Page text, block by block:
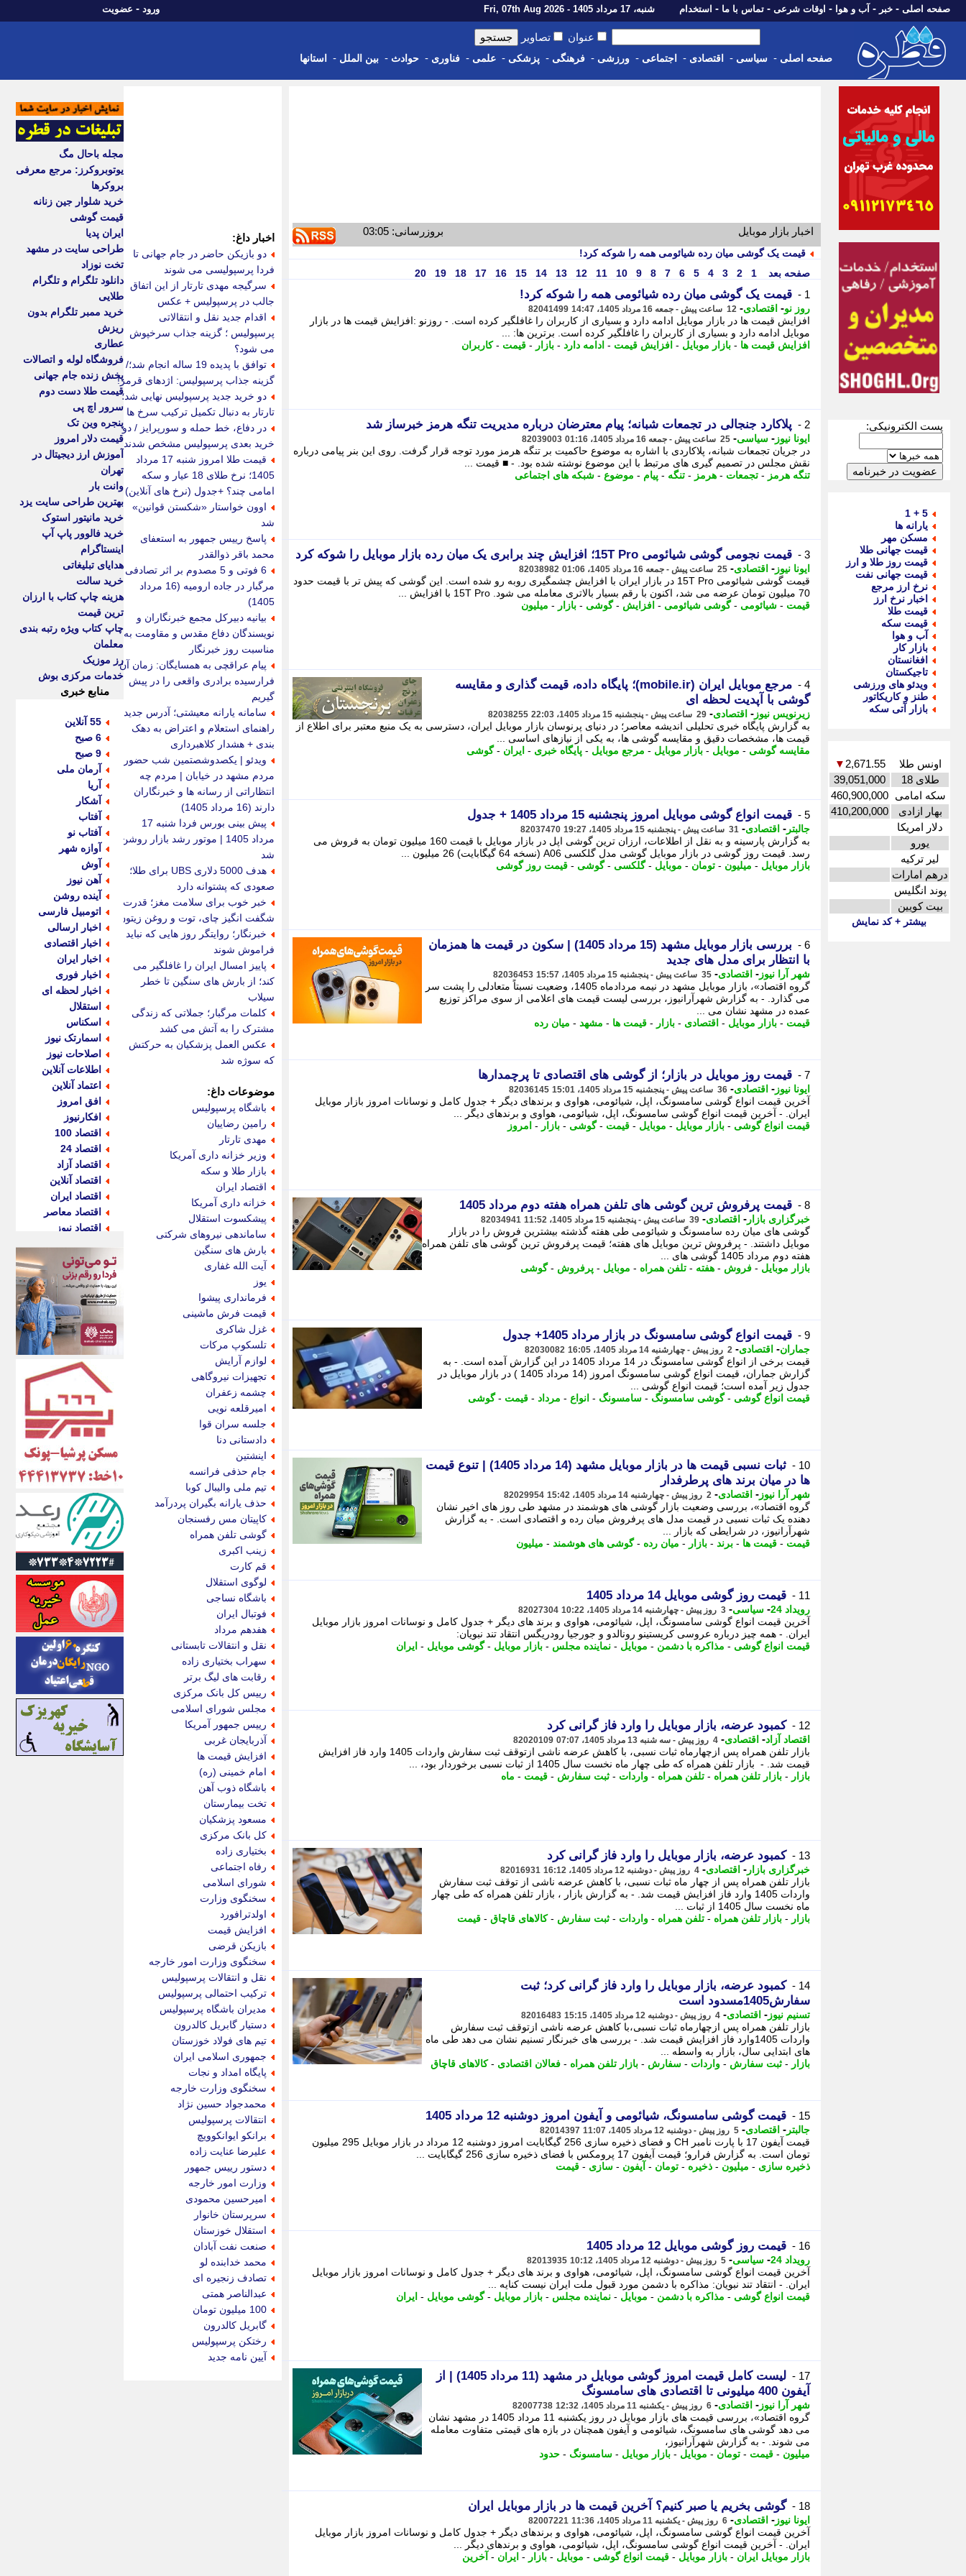
صفحه اصلی - خبر - آب و هوا - اوقات شرعی - تماس با ما - استخدام شنبه، 17 مرداد 1405 - Fri, 07th Aug 2026 ورود - عضویت
عنوان تصاویر
صفحه اصلی - سیاسی - اقتصادی - اجتماعی - ورزشی - فرهنگی - پزشکی - علمی - فناوری - حوادث - بین الملل - استانها
پست الکترونیکی:
5 + 1
یارانه ها
مسکن مهر
قیمت جهانی طلا
قیمت روز طلا و ارز
قیمت جهانی نفت
نرخ ارز مرجع
اخبار نرخ ارز
قیمت طلا
قیمت سکه
آب و هوا
بازار کار
افغانستان
تاجیکستان
ویدئو های ورزشی
طنز و کاریکاتور
بازار آتی سکه
اونس طلا 2,671.55
▼
طلای 18
39,051,000
سکه امامی 460,900,000
بهار ازادی
410,200,000
دلار امریکا
یورو
لیر ترکیه
درهم امارات
پوند انگلیس
بیت کویین
بیشتر + کد نمایش
اخبار بازار موبایل بروزرسانی: 03:05
قیمت یک گوشی میان رده شیائومی همه را شوکه کرد!
صفحه بعد
1
2
3
4
5
6
7
8
9
10
11
12
13
14
15
16
17
18
19
20
1 - قیمت یک گوشی میان رده شیائومی همه را شوکه کرد!
روز نو- اقتصادی- 12 ساعت پیش - جمعه 16 مرداد 1405، 14:47 82041499
افزایش قیمت ها در بازار موبایل ادامه دارد و بسیاری از کاربران را غافلگیر کرده است. - روزنو :افزایش قیمت ها در بازار
موبایل ادامه دارد و بسیاری از کاربران را غافلگیر کرده است. برترین ها: ...
افزایش قیمت ها - بازار موبایل - افزایش قیمت - ادامه دارد - بازار - قیمت -کاربران
2 - پلاکارد جنجالی در تجمعات شبانه؛ پیام معترضان درباره مدیریت تنگه هرمز خبرساز شد
ایونا نیوز - سیاسی- 25 ساعت پیش - جمعه 16 مرداد 1405، 01:16 82039003
در جریان تجمعات شبانه، پلاکاردی با اشاره به موضوع حاکمیت بر تنگه هرمز مورد توجه قرار گرفت. روی این بنر پیامی درباره
نقش مجلس در تصمیم گیری های مرتبط با این موضوع نوشته شده بود. - ■ قیمت ...
تنگه هرمز - تجمعات - هرمز - تنگه - پیام - موضوع - شبکه های اجتماعی
3 - قیمت نجومی گوشی شیائومی 15T Pro؛ افزایش چند برابری یک میان رده بازار موبایل را شوکه کرد
ایونا نیوز - اقتصادی- 25 ساعت پیش - جمعه 16 مرداد 1405، 01:06 82038982
قیمت گوشی شیائومی 15T Pro در بازار ایران با افزایش چشمگیری روبه رو شده است. این گوشی که پیش تر با قیمت حدود
70 میلیون تومان عرضه می شد، اکنون با رقم بسیار بالاتری معامله می شود. 15T Pro با افزایش ...
قیمت - شیائومی -گوشی شیائومی - افزایش -گوشی - بازار - میلیون
4 -
مرجع موبایل ایران (mobile.ir)؛ پایگاه داده، قیمت گذاری و مقایسه
گوشی با آپدیت لحظه ای
زیرنویس نیوز - اقتصادی- 29 ساعت پیش - پنجشنبه 15 مرداد 1405، 22:03 82038255
به گزارش پایگاه خبری تحلیلی اندیشه معاصر؛ در دنیای پرنوسان بازار موبایل ایران، دسترسی به یک منبع معتبر برای اطلاع از
قیمت ها، مشخصات دقیق و مقایسه گوشی ها، به یکی از نیازهای اساسی ...
مقایسه گوشی - موبایل - بازار موبایل - مرجع موبایل - پایگاه خبری - ایران -گوشی
5 - قیمت انواع گوشی موبایل امروز پنجشنبه 15 مرداد 1405 + جدول
جالبتر - اقتصادی- 31 ساعت پیش - پنجشنبه 15 مرداد 1405، 19:27 82037470
به گزارش پارسینه و به نقل از اطلاعات، ارزان ترین گوشی اپل در بازار موبایل با قیمت 160 میلیون تومان به فروش می
رسد. قیمت روز گوشی در بازار موبایل گوشی مدل گلکسی A06 (نسخه 64 گیگابایت) 26 میلیون ...
بازار موبایل - میلیون - تومان - موبایل -گلکسی -گوشی - قیمت روز گوشی
6 -
بررسی بازار موبایل مشهد (15 مرداد 1405) | سکون در قیمت ها همزمان
با انتظار برای مدل های جدید
شهر آرا نیوز - اقتصادی- 35 ساعت پیش - پنجشنبه 15 مرداد 1405، 15:57 82036453
گروه اقتصاد»، بازار موبایل مشهد در نیمه مردادماه 1405، وضعیت نسبتاً متعادلی را پشت سر
می گذارد. - به گزارش شهرآرانیوز، بررسی لیست قیمت های اعلامی از سوی مراکز توزیع
عمده در مشهد نشان می ...
قیمت - بازار موبایل - اقتصادی - بازار - قیمت ها - مشهد - میان رده
7 - قیمت روز موبایل در بازار؛ از گوشی های اقتصادی تا پرچمدارها
ایونا نیوز - اقتصادی- 36 ساعت پیش - پنجشنبه 15 مرداد 1405، 15:01 82036145
آخرین قیمت انواع گوشی سامسونگ، اپل، شیائومی، هواوی و برندهای دیگر + جدول کامل و نوسانات امروز بازار موبایل
ایران. - آخرین قیمت انواع گوشی سامسونگ، اپل، شیائومی، هواوی و برندهای دیگر ...
قیمت انواع گوشی - بازار موبایل - موبایل - قیمت -گوشی - بازار - امروز
8 - قیمت پرفروش ترین گوشی های تلفن همراه هفته دوم مرداد 1405
خبرگزاری بازار - اقتصادی- 39 ساعت پیش - پنجشنبه 15 مرداد 1405، 11:52 82034941
گوشی های میان رده سامسونگ و شیائومی طی هفته گذشته بیشترین فروش را در بازار
موبایل داشتند. - پرفروش ترین موبایل های هفته؛ قیمت پرفروش ترین گوشی های تلفن همراه
هفته دوم مرداد 1405 گوشی های ...
بازار موبایل - فروش - هفته - تلفن همراه - موبایل - پرفروش -گوشی
9 - قیمت انواع گوشی سامسونگ در بازار مرداد 1405+ جدول
جماران- اقتصادی- 2 روز پیش - چهارشنبه 14 مرداد 1405، 16:05 82030082
قیمت برخی از انواع گوشی سامسونگ در 14 مرداد 1405 در این گزارش آمده است. - به
گزارش جماران، قیمت انواع گوشی سامسونگ امروز (14 مرداد 1405 ) در بازار موبایل در
جدول زیر آمده است؛ قیمت انواع گوشی ...
قیمت انواع گوشی -گوشی سامسونگ - سامسونگ - انواع - مرداد - قیمت -گوشی
10 -
ثبات نسبی قیمت ها در بازار موبایل مشهد (14 مرداد 1405) | تنوع قیمت
ها در میان برند های پرطرفدار
شهر آرا نیوز - اقتصادی- 2 روز پیش - چهارشنبه 14 مرداد 1405، 15:42 82029954
گروه اقتصاد»، بررسی وضعیت بازار گوشی های هوشمند در مشهد طی روز های اخیر نشان
دهنده یک ثبات نسبی در قیمت مدل های پرفروش میان رده و اقتصادی است. - به گزارش
شهرآرانیوز، در شرایطی که بازار ...
قیمت - قیمت ها - برند - بازار - میان رده -گوشی های هوشمند - میلیون
11 - قیمت روز گوشی موبایل 14 مرداد 1405
رویداد 24 - سیاسی- 3 روز پیش - چهارشنبه 14 مرداد 1405، 10:22 82027304
آخرین قیمت انواع گوشی سامسونگ، اپل، شیائومی، هواوی و برند های دیگر + جدول کامل و نوسانات امروز بازار موبایل
ایران. - همه چیز درباره عروسی کریستینو رونالدو و جورجیا رودریگس انتقاد تند نبویان:
قیمت انواع گوشی - مذاکره با دشمن - موبایل - نماینده مجلس - بازار موبایل -گوشی موبایل - ایران
12 - کمبود عرضه، بازار موبایل را وارد فاز گرانی کرد
اقتصاد آزاد- اقتصادی- 4 روز پیش - سه شنبه 13 مرداد 1405، 07:07 82020109
بازار تلفن همراه پس ازچهارماه ثبات نسبی، با کاهش عرضه ناشی ازتوقف ثبت سفارش واردات 1405 وارد فاز افزایش
قیمت شد. - بازار تلفن همراه که طی چهار ماه نخست سال 1405 از ثبات نسبی برخوردار بود، ...
بازار - بازار تلفن همراه - تلفن همراه - واردات - ثبت سفارش - قیمت - ماه
13 - کمبود عرضه، بازار موبایل را وارد فاز گرانی کرد
خبرگزاری بازار - اقتصادی- 4 روز پیش - دوشنبه 12 مرداد 1405، 16:12 82016931
بازار تلفن همراه پس از چهار ماه ثبات نسبی، با کاهش عرضه ناشی از توقف ثبت سفارش
واردات 1405 وارد فاز افزایش قیمت شد. - به گزارش بازار ، بازار تلفن همراه که طی چهار
ماه نخست سال 1405 از ثبات ...
بازار - بازار تلفن همراه - تلفن همراه - واردات - ثبت سفارش -کالاهای قاچاق - قیمت
14 -
کمبود عرضه، بازار موبایل را وارد فاز گرانی کرد؛ ثبت
سفارش1405مسدود است
تسنیم نیوز - اقتصادی- 4 روز پیش - دوشنبه 12 مرداد 1405، 15:15 82016483
بازار تلفن همراه پس ازچهارماه ثبات نسبی،با کاهش عرضه ناشی ازتوقف ثبت سفارش
واردات 1405وارد فاز افزایش قیمت شد. - بررسی های خبرنگار تسنیم نشان می دهد طی ماه
های ابتدایی سال، بازار به واسطه ...
بازار - ثبت سفارش - واردات - سفارش - بازار تلفن همراه - فعالان اقتصادی -کالاهای قاچاق
15 - قیمت گوشی سامسونگ، شیائومی و آیفون امروز دوشنبه 12 مرداد 1405
جالبتر - اقتصادی- 5 روز پیش - دوشنبه 12 مرداد 1405، 11:07 82014397
قیمت آیفون 17 با پارت نامبر CH و فضای ذخیره سازی 256 گیگابایت امروز دوشنبه 12 مرداد در بازار موبایل 295 میلیون
تومان است. به گزارش فرارو؛ قیمت آیفون 17 پرومکس با فضای ذخیره سازی 256 گیگابایت ...
ذخیره سازی - میلیون - ذخیره - تومان - آیفون - سازی - قیمت
16 - قیمت روز گوشی موبایل 12 مرداد 1405
رویداد 24 - سیاسی- 5 روز پیش - دوشنبه 12 مرداد 1405، 10:12 82013935
آخرین قیمت انواع گوشی سامسونگ، اپل، شیائومی، هواوی و برند های دیگر + جدول کامل و نوسانات امروز بازار موبایل
ایران. - انتقاد تند نبویان: مذاکره با دشمن مورد قبول ملت ایران نیست کنایه ...
قیمت انواع گوشی - مذاکره با دشمن - موبایل - نماینده مجلس - بازار موبایل -گوشی موبایل - ایران
17 -
لیست کامل قیمت امروز گوشی موبایل در مشهد (11 مرداد 1405) | از
آیفون 400 میلیونی تا اقتصادی های سامسونگ
شهر آرا نیوز - اقتصادی- 6 روز پیش - یکشنبه 11 مرداد 1405، 12:32 82007738
گروه اقتصاد»، بررسی قیمت های بازار موبایل در روز یکشنبه 11 مرداد 1405 در مشهد نشان
می دهد گوشی های سامسونگ، شیائومی و آیفون همچنان در بازه های قیمتی متفاوت معامله
می شوند. - به گزارش شهرآرانیوز،
میلیون - قیمت - تومان - موبایل - بازار موبایل - سامسونگ - حدود
18 - گوشی بخریم یا صبر کنیم؟ آخرین قیمت ها در بازار موبایل ایران
ایونا نیوز - اقتصادی- 6 روز پیش - یکشنبه 11 مرداد 1405، 11:36 82007221
آخرین قیمت انواع گوشی سامسونگ، اپل، شیائومی، هواوی و برندهای دیگر + جدول کامل و نوسانات امروز بازار موبایل
ایران. - آخرین قیمت انواع گوشی سامسونگ، اپل، شیائومی، هواوی و برندهای دیگر ...
بازار موبایل ایران - بازار موبایل - قیمت انواع گوشی - موبایل - بازار - ایران - آخرین
اخبار داغ:
دو بازیکن حاضر در جام جهانی تا
فردا پرسپولیسی می شوند
سرگیجه مهدی تارتار از این اتفاق
جالب در پرسپولیس + عکس
اقدام جدید نقل و انتقالاتی
پرسپولیس ؛ گزینه جذاب سرخپوش
می شود؟
توافق با پدیده 19 ساله انجام شد؛/
گزینه جذاب پرسپولیس: اژدهای قرمز!
دو خرید جدید پرسپولیس نهایی شد؛
تارتار به دنبال تکمیل ترکیب سرخ ها
در دفاع، خط حمله و سورپرایز / دو
خرید بعدی پرسپولیس مشخص شدند
قیمت طلا امروز شنبه 17 مرداد
1405؛ نرخ طلای 18 عیار و سکه
امامی چند؟ +جدول (نرخ های آنلاین)
اوون خواستار «شکستن قوانین»
شد
پاسخ رییس جمهور به استعفای
محمد باقر ذوالقدر
6 فوتی و 5 مصدوم بر اثر تصادفی
مرگبار در جاده ارومیه (16 مرداد
1405)
بیانیه دبیرکل مجمع خبرنگاران و
نویسندگان دفاع مقدس و مقاومت به
مناسبت روز خبرنگار
پیام عراقچی به همسایگان: زمان آن
فرارسیده برادری واقعی را در پیش
گیریم
سامانه یارانه معیشتی؛ آدرس جدید،
راهنمای استعلام و اعتراض به دهک
بندی + هشدار کلاهبرداری
ویدئو | یکصدوشصتمین شب حضور
مردم مشهد در خیابان | مردم چه
انتظاراتی از رسانه ها و خبرنگاران
دارند (16 مرداد 1405)
پیش بینی بورس فردا شنبه 17
مرداد 1405 | موتور رشد بازار روشن
شد
هدف 5000 دلاری UBS برای طلا؛
صعودی که پشتوانه دارد
خبر خوب برای سلامت مغز؛ قدرت
شگفت انگیز چای، توت و روغن زیتون
خبرنگار؛ روایتگر روز هایی که نباید
فراموش شوند
پاییز امسال ایران را غافلگیر می
کند؛ از بارش های سنگین تا خطر
سیلاب
کلمات مرگبار؛ جملاتی که زندگی
مشترک را به آتش می کشد
عکس العمل پزشکیان به حرکتش
که سوژه شد
موضوعات داغ:
باشگاه پرسپولیس
رامین رضاییان
مهدی تارتار
وزیر خزانه داری آمریکا
بازار طلا و سکه
اقتصاد ایران
خزانه داری آمریکا
پیشکسوت استقلال
ساماندهی نیروهای شرکتی
بارش های سنگین
آیت الله غفاری
یوز
فرمانداری پیشوا
قیمت فرش ماشینی
غزل شاکری
تلسکوپ مرکات
لوازم آرایش
تجهیزات نیروگاهی
چشمه زعفران
امیرقلعه نویی
جلسه سران قوا
دادستانی دنا
اینشتین
جام حذفی فرانسه
تیم ملی والیبال کوبا
حذف یارانه بگیران پردرآمد
کاپیتان مس رفسنجان
گوشی تلفن همراه
زینب اکبری
قم کارت
لوگوی استقلال
باشگاه نساجی
فوتبال ایران
هفدهم مرداد
نقل و انتقالات تابستانی
سهراب بختیاری زاده
رقابت های لیگ برتر
رییس کل بانک مرکزی
مجلس شورای اسلامی
رییس جمهور آمریکا
آذربایجان غربی
افزایش قیمت ها
امام خمینی (ره)
باشگاه ذوب آهن
تخت بیمارستان
مسعود پزشکیان
کل بانک مرکزی
بختیاری زاده
رفاه اجتماعی
شورای اسلامی
سخنگوی وزارت
اولدترافورد
افزایش قیمت
بازیکن قرضی
سخنگوی وزارت امور خارجه
نقل و انتقالات پرسپولیس
ترکیب احتمالی پرسپولیس
مدیران باشگاه پرسپولیس
دستیار گابریل کالدرون
تیم های فولاد خوزستان
جمهوری اسلامی ایران
پایگاه امداد و نجات
سخنگوی وزارت خارجه
محمدجواد حسین نژاد
انتقالات پرسپولیس
برانکو ایوانکوویچ
علیرضا عنایت زاده
دستور رییس جمهور
وزارت امور خارجه
امیرحسین محمودی
سرپرستان خانوار
استقلال خوزستان
صنعت نفت آبادان
محمد خدابنده لو
تصادف زنجیره ای
عبدالناصر همتی
100 میلیون تومان
گابریل کالدرون
رختکن پرسپولیس
آیین نامه جدید
مجله باحال مگ
یوتوبروکرز: مرجع معرفی
بروکرها
خرید شلوار جین زنانه
قیمت گوشی
ایران پدیا
طراحی سایت در مشهد
تخت نوزاد
دانلود تلگرام و تلگرام
طلایی
خرید ممبر تلگرام بدون
ریزش
عطاری
فروشگاه لوله و اتصالات
پخش زنده جام جهانی
قیمت طلا دست دوم
سرور اچ پی
پنجره وین تک
قیمت دلار امروز
آموزش ارز دیجیتال در
تهران
وانت بار
بهترین طراحی سایت یزد
خرید مانیتور استوک
خرید فالوور پاپ آپ
اینستاگرام
هدایای تبلیغاتی
خرید سالت
هزینه چاپ کتاب با ارزان
ترین قیمت
چاپ کتاب ویژه رتبه بندی
معلمان
رز موزیک
خدمات مرکزی بوش
منابع خبری
55 آنلاین
6 صبح
9 صبح
آرمان ملی
آریا
آشکار
آفتاب
آفتاب نو
آوازه شهر
آوش
آهن نیوز
آینده روشن
اتومبیل فارسی
اخبار ارسالی
اخبار اقتصادی
اخبار ایران
اخبار فوری
اخبار لحظه ای
استقلال
اسکناس
اسمارتک نیوز
اصلاحات نیوز
اطلاعات آنلاین
اعتماد آنلاین
افق امروز
افکارنیوز
اقتصاد 100
اقتصاد 24
اقتصاد آزاد
اقتصاد آنلاین
اقتصاد ایران
اقتصاد معاصر
اقتصاد نیوز
اکوفارس
اکونگار
اکونیوز
الف
انتشار آنلاین
اندیشه قرن
اندیشه معاصر
اندیشه ها
انرژی پرس
ای استخدام
ایتنا
ایراف
ایران آرت
ایران آنلاین
ایران زندگی
ایران فوری
ایرانی روز
ایرانیتال
ایرنا
ایسکانیوز
ایسنا
ایکنا
ایلنا
اینتیتر
ایونا نیوز
بازتاب آنلاین
باشگاه خبرنگاران
باغستان نیوز
بامبوک
ببین و بخون
بدینسان
بنکر